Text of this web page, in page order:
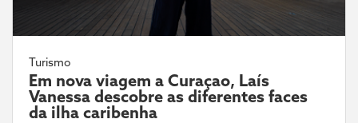
Turismo
Em nova viagem a Curaçao, Laís
Vanessa descobre as diferentes faces
da ilha caribenha